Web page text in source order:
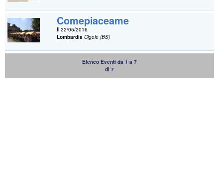
Comepiaceame
Il 22/05/2016
Lombardia Cigole (BS)
Elenco Eventi da 1 a 7
di 7